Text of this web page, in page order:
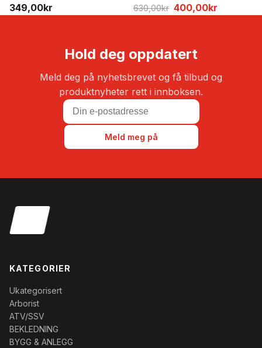
349,00kr 630,00kr Opprinnelig
630,00kr.
400,00kr
Hold deg oppdatert
Meld deg på nyhetsbrevet og få tilbud og
produktnyheter rett i innboksen.
Meld meg på
KATEGORIER
Ukategorisert
Arborist
ATV/SSV
BEKLEDNING
BYGG & ANLEGG